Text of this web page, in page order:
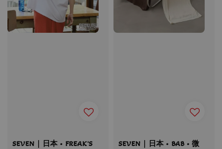
SEVEN｜日本 • FREAK'S
SEVEN｜日本 • BAB • 微